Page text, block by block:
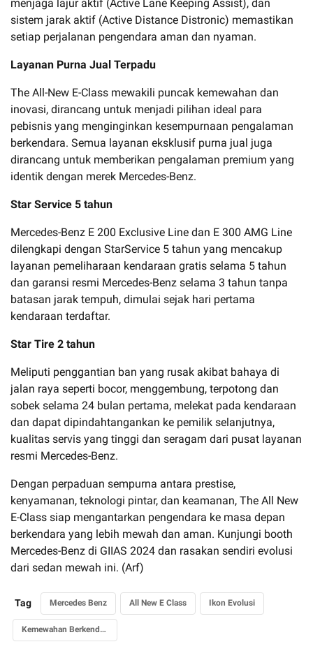
menjaga lajur aktif (Active Lane Keeping Assist), dan
sistem jarak aktif (Active Distance Distronic) memastikan
setiap perjalanan pengendara aman dan nyaman.
Layanan Purna Jual Terpadu
The All-New E-Class mewakili puncak kemewahan dan
inovasi, dirancang untuk menjadi pilihan ideal para
pebisnis yang menginginkan kesempurnaan pengalaman
berkendara. Semua layanan eksklusif purna jual juga
dirancang untuk memberikan pengalaman premium yang
identik dengan merek Mercedes-Benz.
Star Service 5 tahun
Mercedes-Benz E 200 Exclusive Line dan E 300 AMG Line
dilengkapi dengan StarService 5 tahun yang mencakup
layanan pemeliharaan kendaraan gratis selama 5 tahun
dan garansi resmi Mercedes-Benz selama 3 tahun tanpa
batasan jarak tempuh, dimulai sejak hari pertama
kendaraan terdaftar.
Star Tire 2 tahun
Meliputi penggantian ban yang rusak akibat bahaya di
jalan raya seperti bocor, menggembung, terpotong dan
sobek selama 24 bulan pertama, melekat pada kendaraan
dan dapat dipindahtangankan ke pemilik selanjutnya,
kualitas servis yang tinggi dan seragam dari pusat layanan
resmi Mercedes-Benz.
Dengan perpaduan sempurna antara prestise,
kenyamanan, teknologi pintar, dan keamanan, The All New
E-Class siap mengantarkan pengendara ke masa depan
berkendara yang lebih mewah dan aman. Kunjungi booth
Mercedes-Benz di GIIAS 2024 dan rasakan sendiri evolusi
dari sedan mewah ini. (Arf)
Tag Mercedes Benz All New E Class Ikon Evolusi
Kemewahan Berkendara